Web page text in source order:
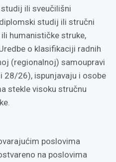
ili sveučilišni
studij ili stručni
humanističke struke,
o klasifikaciji radnih
(regionalnoj) samoupravi
26), ispunjavaju i osobe
stekle visoku stručnu
poslovima
na poslovima